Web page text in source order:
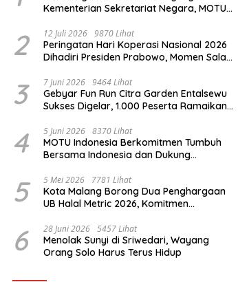
Kementerian Sekretariat Negara, MOTU
Indonesia
2 12 Juli 2026 9870 Lihat
Peringatan Hari Koperasi Nasional 2026
Dihadiri Presiden Prabowo, Momen Salam
3 7 Juni 2026 9464 Lihat
Gebyar Fun Run Citra Garden Entalsewu
Sukses Digelar, 1.000 Peserta Ramaikan
4 5 Juni 2026 8370 Lihat
MOTU Indonesia Berkomitmen Tumbuh
Bersama Indonesia dan Dukung
5 5 Mei 2026 7781 Lihat
Kota Malang Borong Dua Penghargaan
UB Halal Metric 2026, Komitmen
6 28 Juni 2026 5457 Lihat
Menolak Sunyi di Sriwedari, Wayang
Orang Solo Harus Terus Hidup